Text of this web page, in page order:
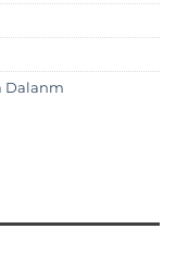
Dalanm